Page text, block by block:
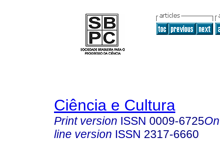
Ciência e Cultura
Print version ISSN 0009-6725
line version ISSN 2317-6660